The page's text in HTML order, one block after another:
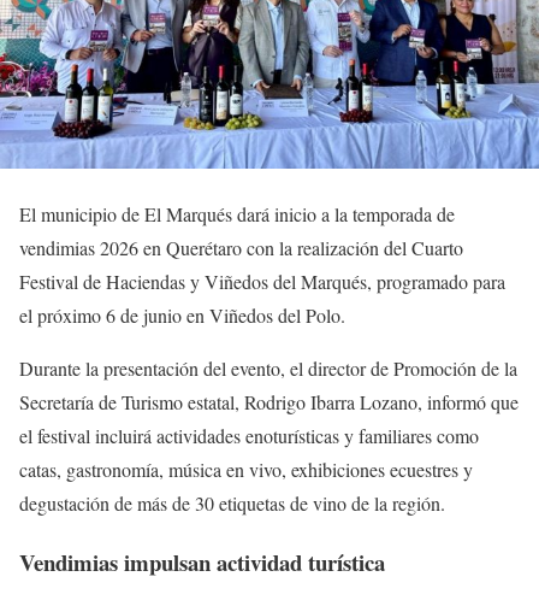
El municipio de El Marqués dará inicio a la temporada de
vendimias 2026 en Querétaro con la realización del Cuarto
Festival de Haciendas y Viñedos del Marqués, programado para
el próximo 6 de junio en Viñedos del Polo.
Durante la presentación del evento, el director de Promoción de la
Secretaría de Turismo estatal, Rodrigo Ibarra Lozano, informó que
el festival incluirá actividades enoturísticas y familiares como
catas, gastronomía, música en vivo, exhibiciones ecuestres y
degustación de más de 30 etiquetas de vino de la región.
Vendimias impulsan actividad turística